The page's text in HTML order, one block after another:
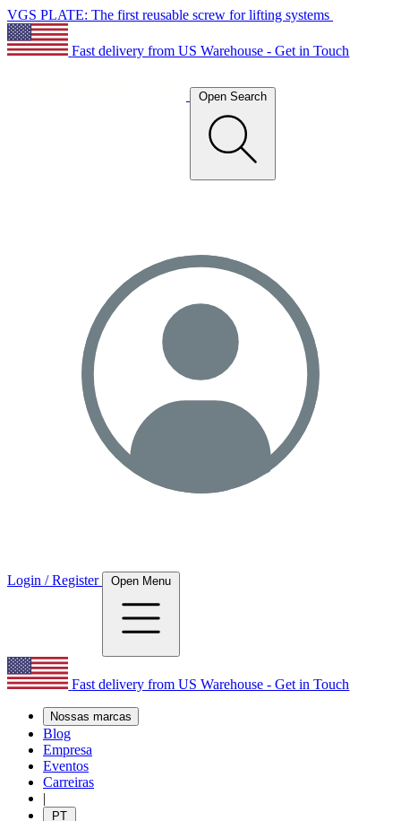
VGS PLATE: The first reusable screw for lifting systems
Fast delivery from US Warehouse - Get in Touch
Open Search
Login / Register Open Menu
Fast delivery from US Warehouse - Get in Touch
Nossas marcas
Blog
Empresa
Eventos
Carreiras
|
PT